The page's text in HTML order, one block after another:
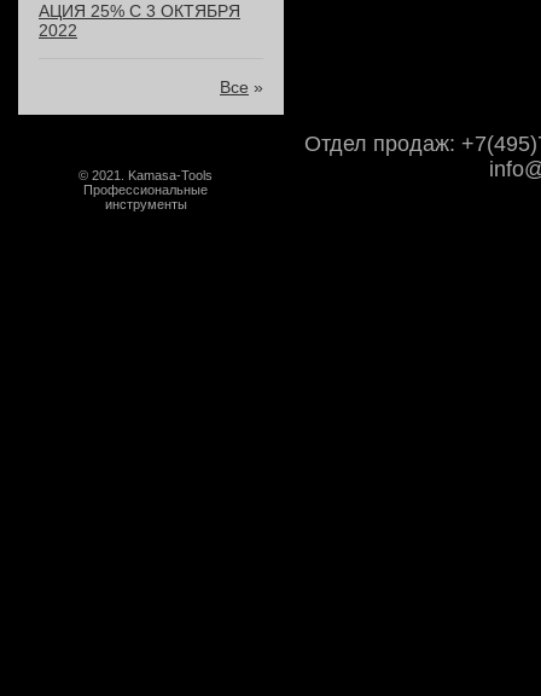
АЦИЯ 25% С 3 ОКТЯБРЯ
2022
Все »
© 2021. Kamasa-Tools
Профессиональные
инструменты
Отдел продаж: